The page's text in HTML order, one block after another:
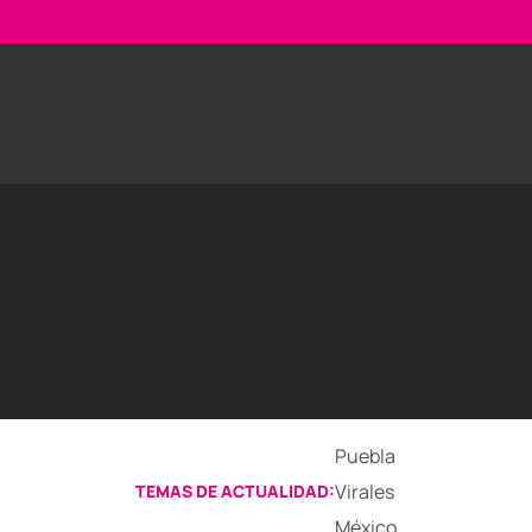
TEMAS DE ACTUALIDAD:
Puebla
Virales
México